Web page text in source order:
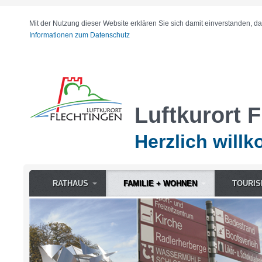
Mit der Nutzung dieser Website erklären Sie sich damit einverstanden,
Informationen zum Datenschutz
Luftkurort
Herzlich
RATHAUS FAMILIE + WOHNEN